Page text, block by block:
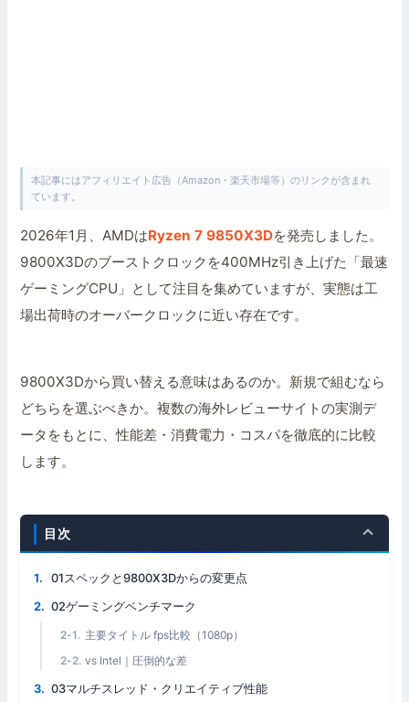
本記事にはアフィリエイト広告（Amazon・楽天市場等）のリンクが含まれ
ています。
2026年1月、AMDはRyzen 7 9850X3Dを発売しました。
9800X3Dのブーストクロックを400MHz引き上げた「最速
ゲーミングCPU」として注目を集めていますが、実態は工
場出荷時のオーバークロックに近い存在です。
9800X3Dから買い替える意味はあるのか。新規で組むなら
どちらを選ぶべきか。複数の海外レビューサイトの実測デ
ータをもとに、性能差・消費電力・コスパを徹底的に比較
します。
目次
01スペックと9800X3Dからの変更点
02ゲーミングベンチマーク
主要タイトル fps比較（1080p）
vs Intel｜圧倒的な差
03マルチスレッド・クリエイティブ性能